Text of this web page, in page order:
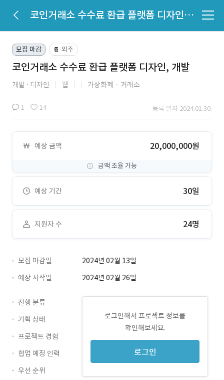
코인거래소 수수료 환급 플랫폼 디자인, 개발
모집 마감 📔 외주
코인거래소 수수료 환급 플랫폼 디자인, 개발
개발 디자인 웹 가상화폐ㆍ거래소
1 14 등록 일자 2024.01.30.
예상 금액 20,000,000원
금액 조율 가능
예상 기간 30일
지원자 수 24명
모집 마감일
2024년 02월 13일
예상 시작일
2024년 02월 26일
로그인해서 프로젝트 정보를
확인해보세요.
로그인
진행 분류
기획 상태
프로젝트 경험
협업 예정 인력
우선 순위